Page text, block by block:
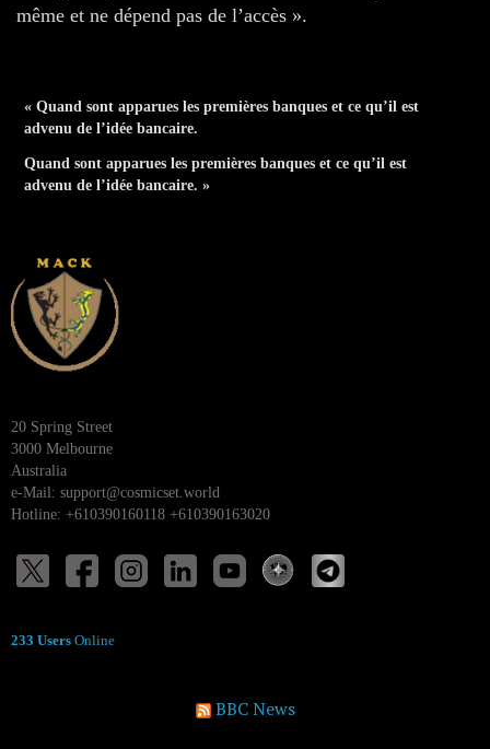
même et ne dépend pas de l’accès ».
« Quand sont apparues les premières banques et ce qu’il est
advenu de l’idée bancaire.
Quand sont apparues les premières banques et ce qu’il est
advenu de l’idée bancaire. »
20 Spring Street
3000 Melbourne
Australia
e-Mail: support@cosmicset.world
Hotline: +610390160118 +610390163020
233 Users Online
BBC News